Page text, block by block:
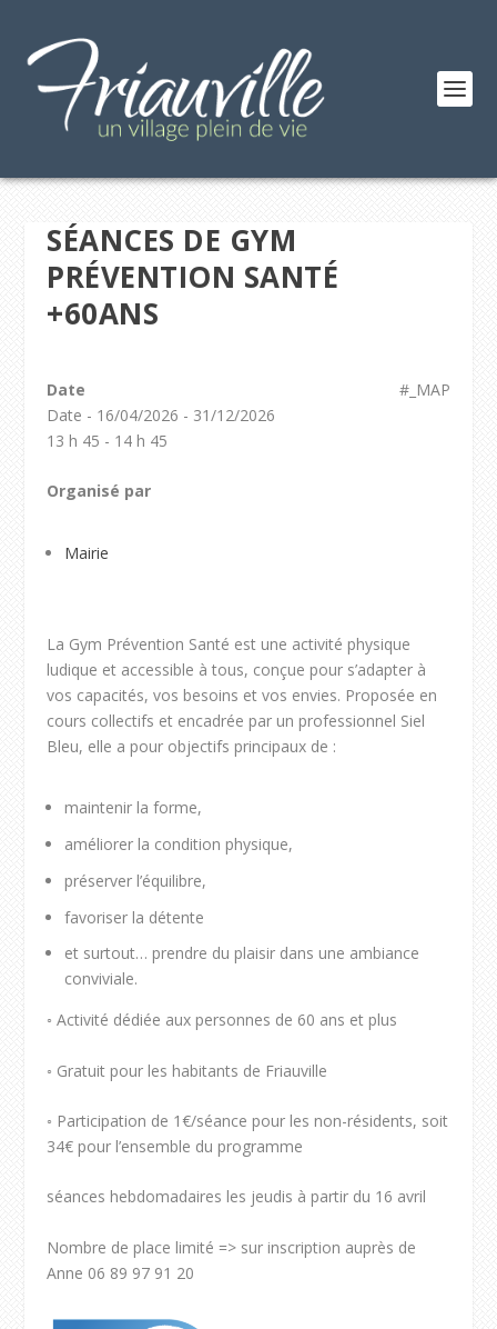
SÉANCES DE GYM
PRÉVENTION SANTÉ
+60ANS
#_MAP
Date
Date - 16/04/2026 - 31/12/2026
13 h 45 - 14 h 45
Organisé par
Mairie
La Gym Prévention Santé est une activité physique
ludique et accessible à tous, conçue pour s’adapter à
vos capacités, vos besoins et vos envies. Proposée en
cours collectifs et encadrée par un professionnel Siel
Bleu, elle a pour objectifs principaux de :
maintenir la forme,
améliorer la condition physique,
préserver l’équilibre,
favoriser la détente
et surtout… prendre du plaisir dans une ambiance
conviviale.
◦ Activité dédiée aux personnes de 60 ans et plus
◦ Gratuit pour les habitants de Friauville
◦ Participation de 1€/séance pour les non-résidents, soit
34€ pour l’ensemble du programme
séances hebdomadaires les jeudis à partir du 16 avril
Nombre de place limité => sur inscription auprès de
Anne 06 89 97 91 20